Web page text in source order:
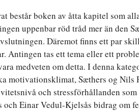
består boken av åtta kapitel som
uppenbar röd tråd mer än den
Däremot finns ett par
Antingen tas ett tema eller ett
medveten om detta. I denna
motivationsklimat, Sæthers og Nils
och stressförhållanden som
Einar Vedul-Kjelsås bidrag om